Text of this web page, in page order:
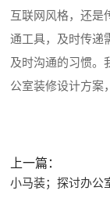
互联网风格，还是
通工具，及时传递
及时沟通的习惯。
公室装修设计方案
上一篇：
小马装；探讨办公